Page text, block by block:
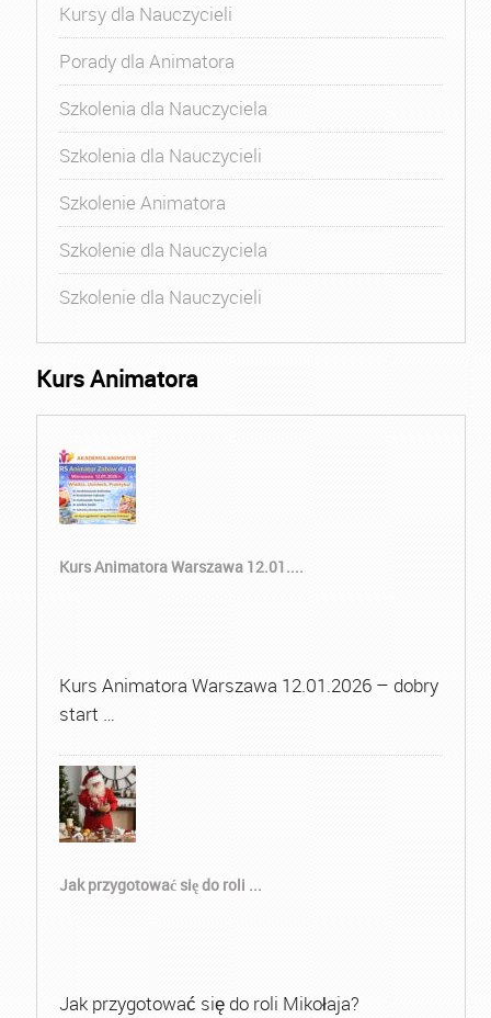
Kursy dla Nauczycieli
Porady dla Animatora
Szkolenia dla Nauczyciela
Szkolenia dla Nauczycieli
Szkolenie Animatora
Szkolenie dla Nauczyciela
Szkolenie dla Nauczycieli
Kurs Animatora
Kurs Animatora Warszawa 12.01....
Kurs Animatora Warszawa 12.01.2026 – dobry
start …
Jak przygotować się do roli ...
Jak przygotować się do roli Mikołaja?